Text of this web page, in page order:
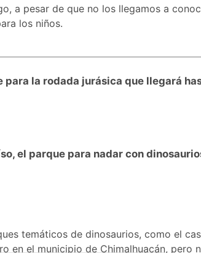
a pesar de que no los llegamos a
los niños.
para la rodada jurásica que llegará
el parque para nadar con
temáticos de dinosaurios, como el
en el municipio de Chimalhuacán, pero